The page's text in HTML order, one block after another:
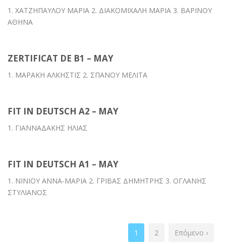
1. ΧΑΤΖΗΠΑΥΛΟΥ ΜΑΡΙΑ 2. ΔΙΑΚΟΜΙΧΑΛΗ ΜΑΡΙΑ 3. ΒΑΡΙΝΟΥ
ΑΘΗΝΑ
ZERTIFICAT DE B1 – MAY
1. ΜΑΡΑΚΗ ΑΛΚΗΣΤΙΣ 2. ΣΠΑΝΟΥ ΜΕΛΙΤΑ
FIT IN DEUTSCH A2 – MAY
1. ΓΙΑΝΝΑΔΑΚΗΣ ΗΛΙΑΣ
FIT IN DEUTSCH A1 – MAY
1. ΝΙΝΙΟΥ ΑΝΝΑ-ΜΑΡΙΑ 2. ΓΡΙΒΑΣ ΔΗΜΗΤΡΗΣ 3. ΟΓΛΑΝΗΣ
ΣΤΥΛΙΑΝΟΣ
1 2 Επόμενο ›